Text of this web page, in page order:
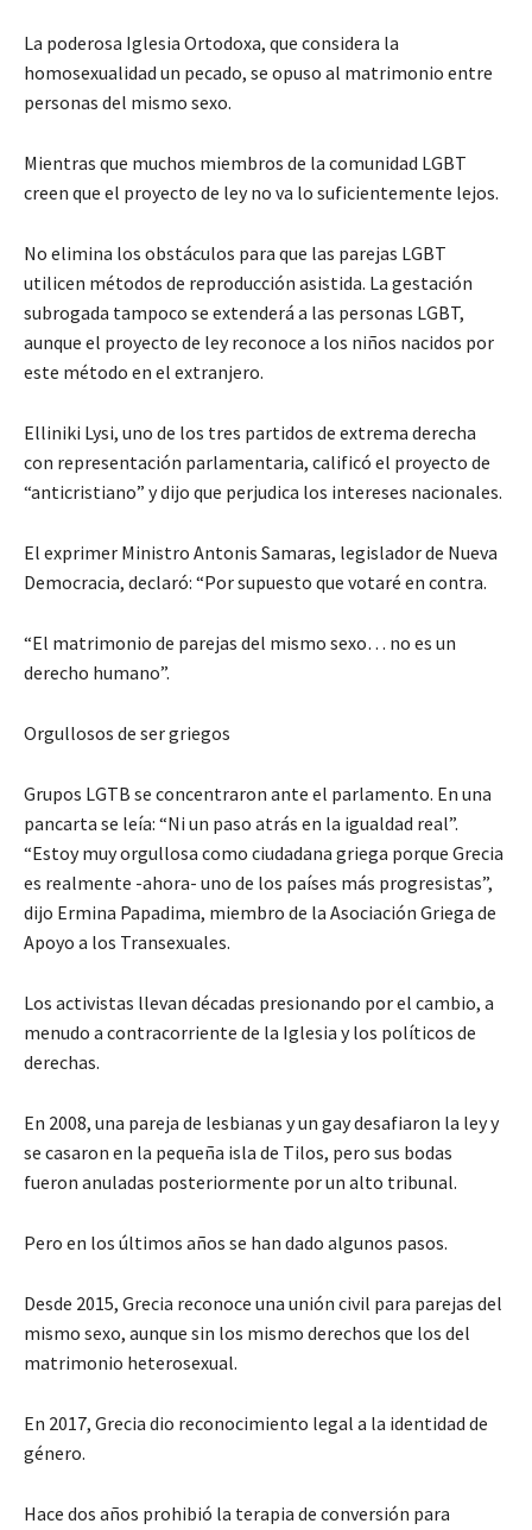
La poderosa Iglesia Ortodoxa, que considera la
homosexualidad un pecado, se opuso al matrimonio entre
personas del mismo sexo.
Mientras que muchos miembros de la comunidad LGBT
creen que el proyecto de ley no va lo suficientemente lejos.
No elimina los obstáculos para que las parejas LGBT
utilicen métodos de reproducción asistida. La gestación
subrogada tampoco se extenderá a las personas LGBT,
aunque el proyecto de ley reconoce a los niños nacidos por
este método en el extranjero.
Elliniki Lysi, uno de los tres partidos de extrema derecha
con representación parlamentaria, calificó el proyecto de
“anticristiano” y dijo que perjudica los intereses nacionales.
El exprimer Ministro Antonis Samaras, legislador de Nueva
Democracia, declaró: “Por supuesto que votaré en contra.
“El matrimonio de parejas del mismo sexo… no es un
derecho humano”.
Orgullosos de ser griegos
Grupos LGTB se concentraron ante el parlamento. En una
pancarta se leía: “Ni un paso atrás en la igualdad real”.
“Estoy muy orgullosa como ciudadana griega porque Grecia
es realmente -ahora- uno de los países más progresistas”,
dijo Ermina Papadima, miembro de la Asociación Griega de
Apoyo a los Transexuales.
Los activistas llevan décadas presionando por el cambio, a
menudo a contracorriente de la Iglesia y los políticos de
derechas.
En 2008, una pareja de lesbianas y un gay desafiaron la ley y
se casaron en la pequeña isla de Tilos, pero sus bodas
fueron anuladas posteriormente por un alto tribunal.
Pero en los últimos años se han dado algunos pasos.
Desde 2015, Grecia reconoce una unión civil para parejas del
mismo sexo, aunque sin los mismo derechos que los del
matrimonio heterosexual.
En 2017, Grecia dio reconocimiento legal a la identidad de
género.
Hace dos años prohibió la terapia de conversión para